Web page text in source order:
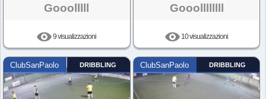
Gooolllll
9 visualizzazioni
Gooollllllll
10 visualizzazioni
ClubSanPaolo DRIBBLING ClubSanPaolo DRIBBLING